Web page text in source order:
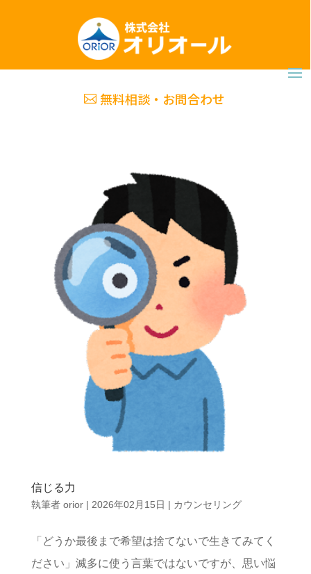
無料相談・お問合わせ
信じる力
執筆者 orior| 2026年02月15日 | カウンセリング
「どうか最後まで希望は捨てないで生きてみてく
ださい」滅多に使う言葉ではないですが、思い悩